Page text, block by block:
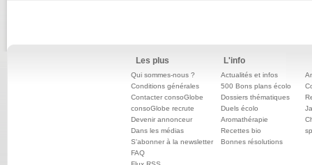
Les plus
Qui sommes-nous ?
Conditions générales
Contacter consoGlobe
consoGlobe recrute
Devenir annonceur
Dans les médias
S'abonner à la newsletter
FAQ
L'info
Actualités et infos
500 Bons plans écolo
Dossiers thématiques
Duels écolo
Aromathérapie
Recettes bio
Bonnes résolutions